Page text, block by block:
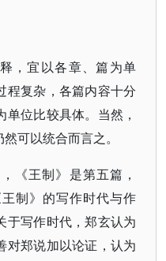
，宜以各章、篇为单
程复杂，各篇内容十分
位比较具体。当然，
可以统合而言之。
《王制》是第五篇，
制》的写作时代与作
于写作时代，郑玄认为
对郑说加以论证，认为